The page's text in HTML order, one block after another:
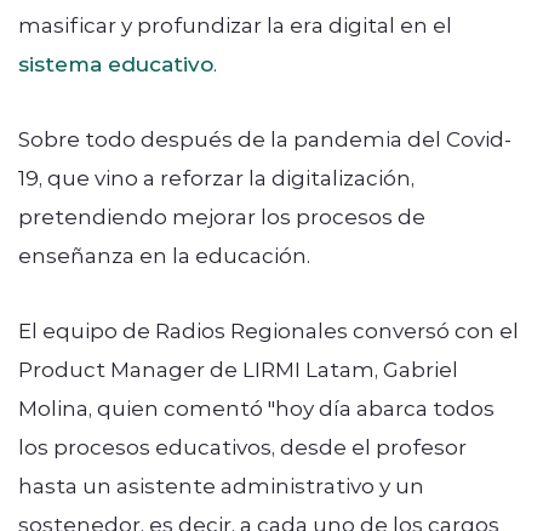
masificar y profundizar la era digital en el
sistema educativo.
Sobre todo después de la pandemia del Covid-
19, que vino a reforzar la digitalización,
pretendiendo mejorar los procesos de
enseñanza en la educación.
El equipo de Radios Regionales conversó con el
Product Manager de LIRMI Latam, Gabriel
Molina, quien comentó "hoy día abarca todos
los procesos educativos, desde el profesor
hasta un asistente administrativo y un
sostenedor, es decir, a cada uno de los cargos